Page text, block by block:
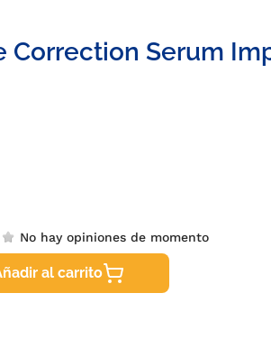
Correction Serum
No hay opiniones de momento
al carrito